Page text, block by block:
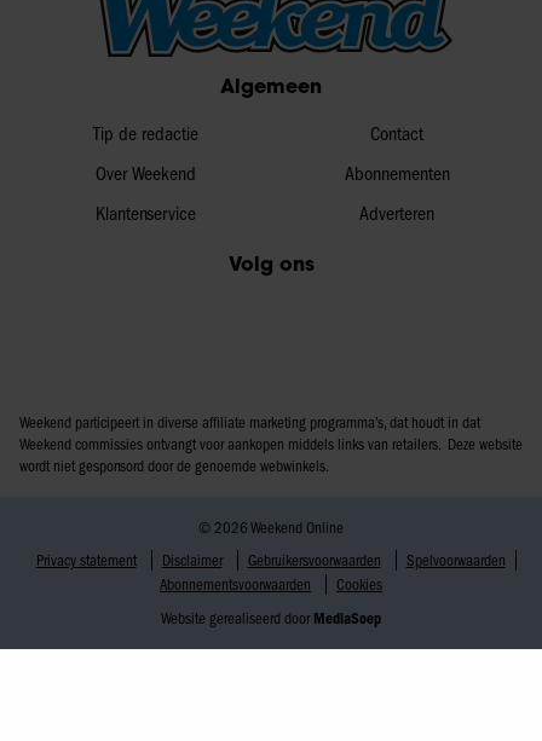
Algemeen
Tip de redactie
Over Weekend
Klantenservice
Contact
Abonnementen
Adverteren
Volg ons
Weekend participeert in diverse affiliate marketing programma’s, dat houdt in dat
Weekend commissies ontvangt voor aankopen middels links van retailers. Deze website
wordt niet gesponsord door de genoemde webwinkels.
© 2026 Weekend Online
Privacy statement
Disclaimer Gebruikersvoorwaarden
Spelvoorwaarden
Abonnementsvoorwaarden
Cookies
Website gerealiseerd door MediaSoep